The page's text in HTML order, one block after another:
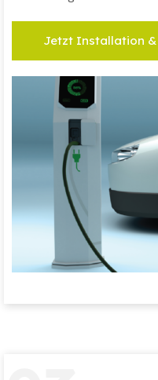
Jetzt Installation